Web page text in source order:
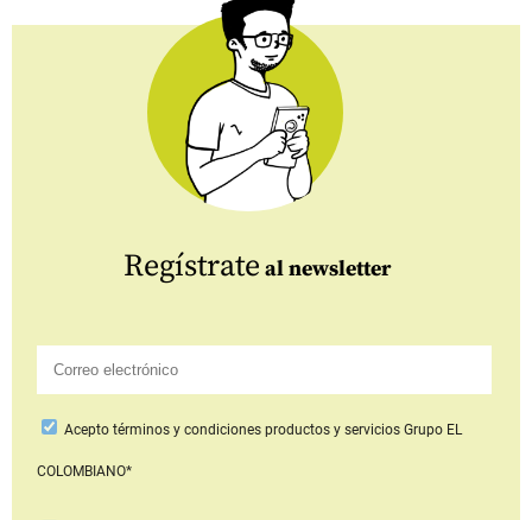
Regístrate al newsletter
Aceptotérminos y condiciones productos y serviciosGrupo EL
COLOMBIANO*